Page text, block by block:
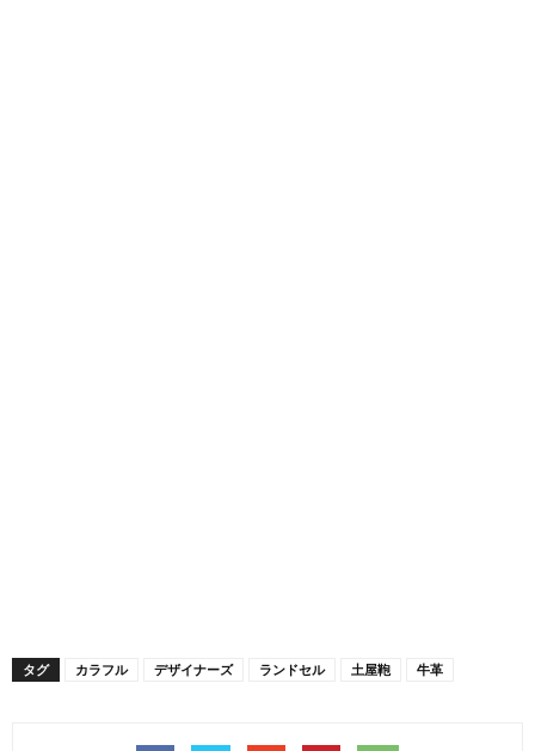
タグ カラフル デザイナーズ ランドセル 土屋鞄 牛革